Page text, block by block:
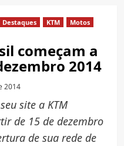
Destaques KTM
Motos
começam a
2014
2014
site a KTM
de 15 de dezembro
de sua rede de